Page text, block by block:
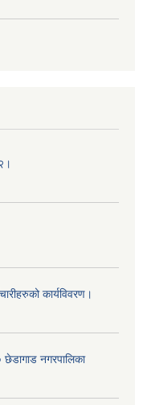
कार्यविवरण।
नगरपालिका